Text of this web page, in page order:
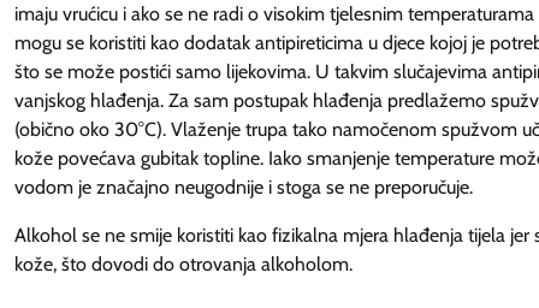
imaju vrućicu i ako se ne radi o visokim tjelesnim
mogu se koristiti kao dodatak antipireticima u djece kojoj je
što se može postići samo lijekovima. U takvim slučajevima
vanjskog hlađenja. Za sam postupak hlađenja predlažemo
(obično oko 30°C). Vlaženje trupa tako namočenom spužvom
kože povećava gubitak topline. Iako smanjenje temperature
vodom je značajno neugodnije i stoga se ne preporučuje.
Alkohol se ne smije koristiti kao fizikalna mjera hlađenja tijela jer
kože, što dovodi do otrovanja alkoholom.